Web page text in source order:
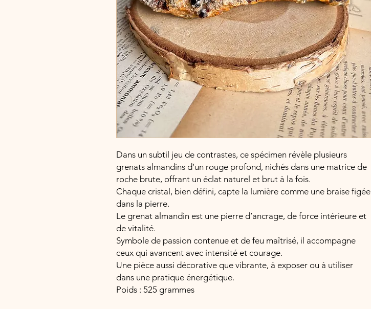
Dans un subtil jeu de contrastes, ce spécimen révèle plusieurs
grenats almandins d’un rouge profond, nichés dans une matrice de
roche brute, offrant un éclat naturel et brut à la fois.
Chaque cristal, bien défini, capte la lumière comme une braise figée
dans la pierre.
Le grenat almandin est une pierre d’ancrage, de force intérieure et
de vitalité.
Symbole de passion contenue et de feu maîtrisé, il accompagne
ceux qui avancent avec intensité et courage.
Une pièce aussi décorative que vibrante, à exposer ou à utiliser
dans une pratique énergétique.
Poids : 525 grammes